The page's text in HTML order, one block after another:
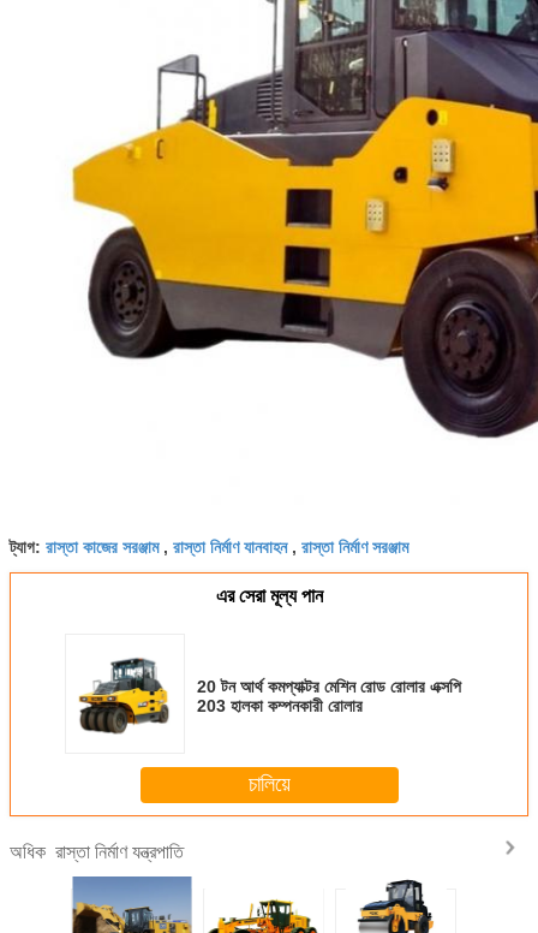
ট্যাগ: রাস্তা কাজের সরঞ্জাম, রাস্তা নির্মাণ যানবাহন, রাস্তা নির্মাণ সরঞ্জাম
এর সেরা মূল্য পান
20 টন আর্থ কমপ্যাক্টর মেশিন রোড রোলার এক্সপি
203 হালকা কম্পনকারী রোলার
চালিয়ে
অধিক রাস্তা নির্মাণ যন্ত্রপাতি